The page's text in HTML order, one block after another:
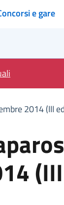
e gare
2014 (III